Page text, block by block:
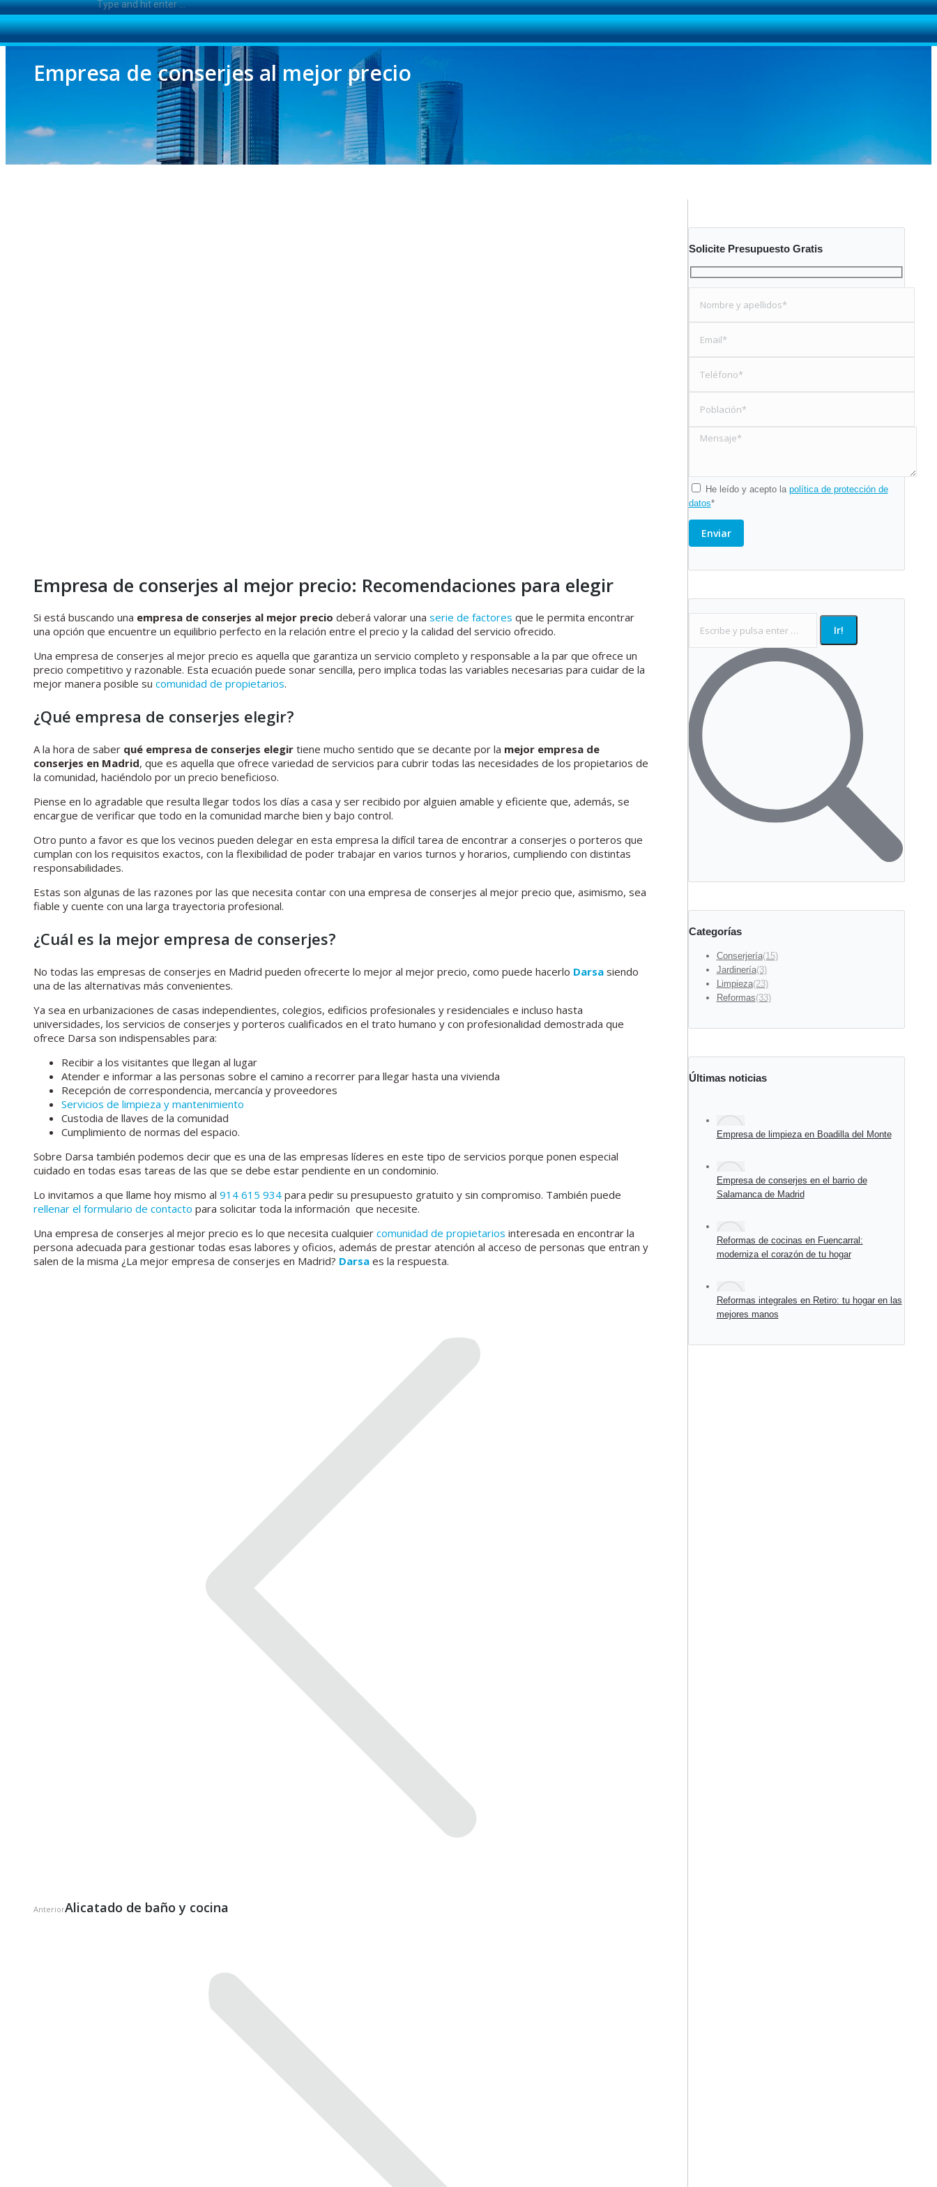
Empresa de conserjes al mejor precio
Empresa de conserjes al mejor precio: Recomendaciones para elegir
Si está buscando una empresa de conserjes al mejor precio deberá valorar una serie de factores que le permita encontrar
una opción que encuentre un equilibrio perfecto en la relación entre el precio y la calidad del servicio ofrecido.
Una empresa de conserjes al mejor precio es aquella que garantiza un servicio completo y responsable a la par que ofrece un
precio competitivo y razonable. Esta ecuación puede sonar sencilla, pero implica todas las variables necesarias para cuidar de la
mejor manera posible su comunidad de propietarios.
¿Qué empresa de conserjes elegir?
A la hora de saber qué empresa de conserjes elegir tiene mucho sentido que se decante por la mejor empresa de
conserjes en Madrid, que es aquella que ofrece variedad de servicios para cubrir todas las necesidades de los propietarios de
la comunidad, haciéndolo por un precio beneficioso.
Piense en lo agradable que resulta llegar todos los días a casa y ser recibido por alguien amable y eficiente que, además, se
encargue de verificar que todo en la comunidad marche bien y bajo control.
Otro punto a favor es que los vecinos pueden delegar en esta empresa la difícil tarea de encontrar a conserjes o porteros que
cumplan con los requisitos exactos, con la flexibilidad de poder trabajar en varios turnos y horarios, cumpliendo con distintas
responsabilidades.
Estas son algunas de las razones por las que necesita contar con una empresa de conserjes al mejor precio que, asimismo, sea
fiable y cuente con una larga trayectoria profesional.
¿Cuál es la mejor empresa de conserjes?
No todas las empresas de conserjes en Madrid pueden ofrecerte lo mejor al mejor precio, como puede hacerlo Darsa siendo
una de las alternativas más convenientes.
Ya sea en urbanizaciones de casas independientes, colegios, edificios profesionales y residenciales e incluso hasta
universidades, los servicios de conserjes y porteros cualificados en el trato humano y con profesionalidad demostrada que
ofrece Darsa son indispensables para:
Recibir a los visitantes que llegan al lugar
Atender e informar a las personas sobre el camino a recorrer para llegar hasta una vivienda
Recepción de correspondencia, mercancía y proveedores
Servicios de limpieza y mantenimiento
Custodia de llaves de la comunidad
Cumplimiento de normas del espacio.
Sobre Darsa también podemos decir que es una de las empresas líderes en este tipo de servicios porque ponen especial
cuidado en todas esas tareas de las que se debe estar pendiente en un condominio.
Lo invitamos a que llame hoy mismo al 914 615 934 para pedir su presupuesto gratuito y sin compromiso. También puede
rellenar el formulario de contacto para solicitar toda la información que necesite.
Una empresa de conserjes al mejor precio es lo que necesita cualquier comunidad de propietarios interesada en encontrar la
persona adecuada para gestionar todas esas labores y oficios, además de prestar atención al acceso de personas que entran y
salen de la misma ¿La mejor empresa de conserjes en Madrid? Darsa es la respuesta.
AnteriorPublicación
Alicatado de baño y cocina
Solicite Presupuesto Gratis
He leído y acepto la política de protección de
datos*
Categorías
Conserjería(15)
Jardinería(3)
Limpieza(23)
Reformas(33)
Últimas noticias
Empresa de limpieza en Boadilla del Monte
Empresa de conserjes en el barrio de
Salamanca de Madrid
Reformas de cocinas en Fuencarral:
moderniza el corazón de tu hogar
Reformas integrales en Retiro: tu hogar en las
mejores manos